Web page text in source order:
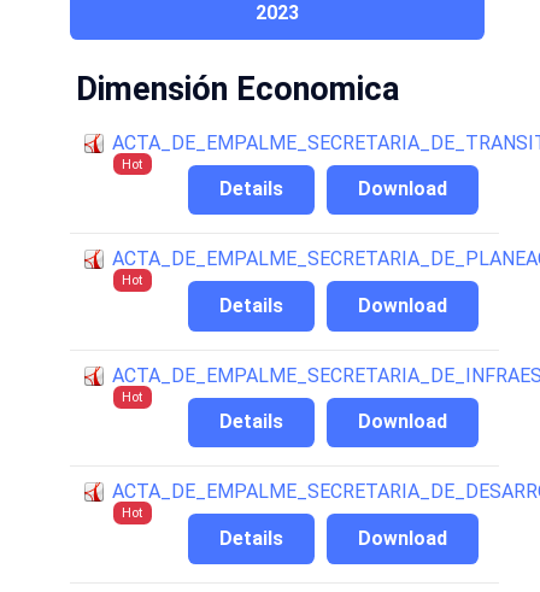
2023
Dimensión Economica
Hot
Download
Details
Hot
Download
Details
Hot
Download
Details
Hot
Download
Details